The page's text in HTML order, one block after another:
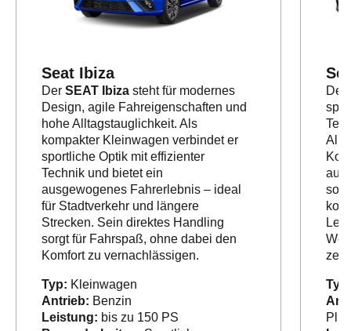
Seat Ibiza
Der SEAT Ibiza steht für modernes
Design, agile Fahreigenschaften und
hohe Alltagstauglichkeit. Als
kompakter Kleinwagen verbindet er
sportliche Optik mit effizienter
Technik und bietet ein
ausgewogenes Fahrerlebnis – ideal
für Stadtverkehr und längere
Strecken. Sein direktes Handling
sorgt für Fahrspaß, ohne dabei den
Komfort zu vernachlässigen.
Typ: Kleinwagen
Antrieb: Benzin
Leistung: bis zu 150 PS
Der
Typ: